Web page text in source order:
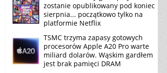
zostanie opublikowany pod koniec
sierpnia... początkowo tylko na
platformie Netflix
TSMC trzyma zapasy gotowych
procesorów Apple A20 Pro warte
miliard dolarów. Wąskim gardłem
jest brak pamięci DRAM